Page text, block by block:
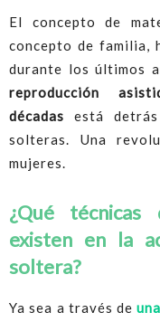
El concepto de
concepto de familia,
durante los últimos
reproducción
décadas está
solteras. Una
mujeres.
¿Qué técnicas
existen en la
soltera?
Ya sea a través de